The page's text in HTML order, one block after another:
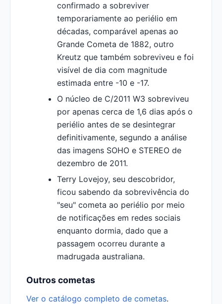
confirmado a sobreviver
temporariamente ao periélio em
décadas, comparável apenas ao
Grande Cometa de 1882, outro
Kreutz que também sobreviveu e foi
visível de dia com magnitude
estimada entre -10 e -17.
O núcleo de C/2011 W3 sobreviveu
por apenas cerca de 1,6 dias após o
periélio antes de se desintegrar
definitivamente, segundo a análise
das imagens SOHO e STEREO de
dezembro de 2011.
Terry Lovejoy, seu descobridor,
ficou sabendo da sobrevivência do
"seu" cometa ao periélio por meio
de notificações em redes sociais
enquanto dormia, dado que a
passagem ocorreu durante a
madrugada australiana.
Outros cometas
Ver o catálogo completo de cometas.